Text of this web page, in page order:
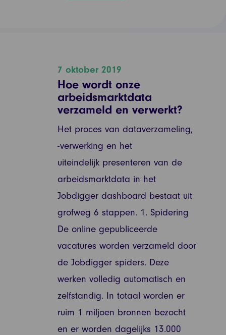
7 oktober 2019
Hoe wordt onze
arbeidsmarktdata
verzameld en verwerkt?
Het proces van dataverzameling,
-verwerking en het
uiteindelijk presenteren van de
arbeidsmarktdata in het
Jobdigger dashboard bestaat uit
grofweg 6 stappen. 1. Spidering
De online gepubliceerde
vacatures worden verzameld door
de Jobdigger spiders. Deze
werken volledig automatisch en
zelfstandig. In totaal worden er
ruim 1 miljoen bronnen bezocht
en er worden dagelijks 13.000